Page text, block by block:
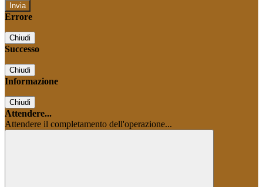
Errore
Chiudi
Successo
Chiudi
Informazione
Chiudi
Attendere...
Attendere il completamento dell'operazione...